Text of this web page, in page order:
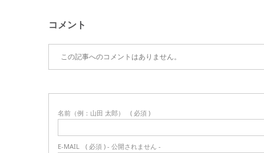
コメント
この記事へのコメントはありません。
名前（例：山田 太郎） ( 必須 )
E-MAIL ( 必須 ) - 公開されません -